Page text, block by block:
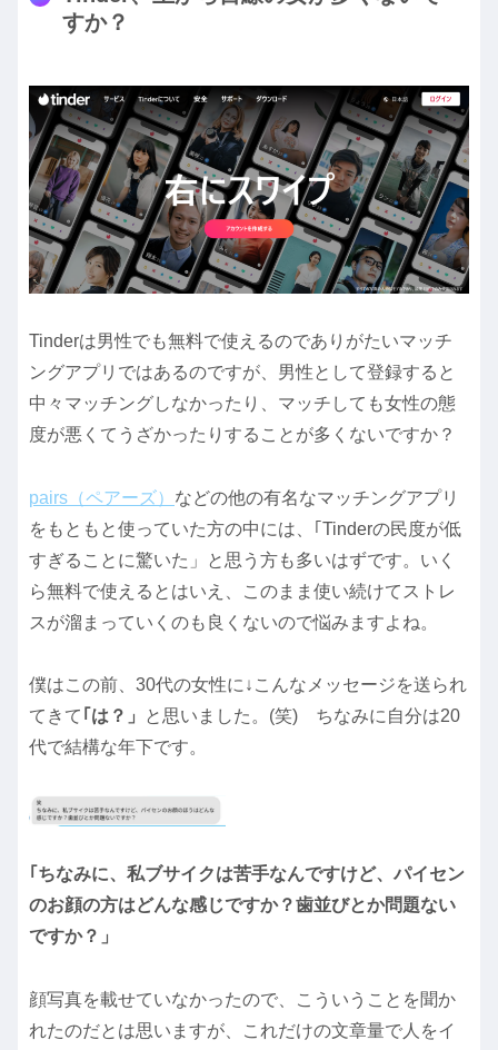
すか？
Tinderは男性でも無料で使えるのでありがたいマッチ
ングアプリではあるのですが、男性として登録すると
中々マッチングしなかったり、マッチしても女性の態
度が悪くてうざかったりすることが多くないですか？
pairs（ペアーズ） などの他の有名なマッチングアプリ
をもともと使っていた方の中には、｢Tinderの民度が低
すぎることに驚いた」と思う方も多いはずです。いく
ら無料で使えるとはいえ、このまま使い続けてストレ
スが溜まっていくのも良くないので悩みますよね。
僕はこの前、30代の女性に↓こんなメッセージを送られ
てきて ｢は？」
と思いました。(笑) ちなみに自分は20
代で結構な年下です。
｢ちなみに、私ブサイクは苦手なんですけど、パイセン
のお顔の方はどんな感じですか？歯並びとか問題ない
ですか？」
顔写真を載せていなかったので、こういうことを聞か
れたのだとは思いますが、これだけの文章量で人をイ